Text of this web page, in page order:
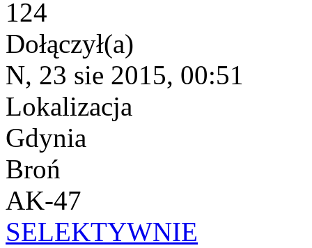
124
Dołączył(a)
N, 23 sie 2015, 00:51
Lokalizacja
Gdynia
Broń
AK-47
SELEKTYWNIE